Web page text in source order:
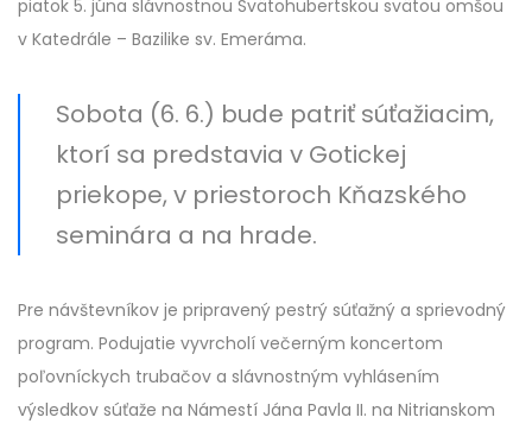
piatok 5. júna slávnostnou Svätohubertskou svätou omšou
v Katedrále – Bazilike sv. Emeráma.
Sobota (6. 6.) bude patriť súťažiacim,
ktorí sa predstavia v Gotickej
priekope, v priestoroch Kňazského
seminára a na hrade.
Pre návštevníkov je pripravený pestrý súťažný a sprievodný
program. Podujatie vyvrcholí večerným koncertom
poľovníckych trubačov a slávnostným vyhlásením
výsledkov súťaže na Námestí Jána Pavla II. na Nitrianskom